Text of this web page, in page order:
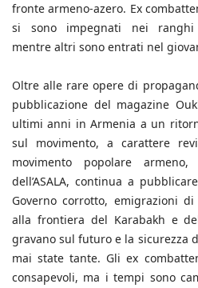
fronte armeno-azero. Ex
si sono impegnati nei ranghi
mentre altri sono entrati nel
Oltre alle rare opere di
pubblicazione del magazine
ultimi anni in Armenia a un
sul movimento, a carattere
movimento popolare armeno,
dell’ASALA, continua a
Governo corrotto, emigrazioni
alla frontiera del Karabakh e
gravano sul futuro e la sicurezza
mai state tante. Gli ex
consapevoli, ma i tempi sono